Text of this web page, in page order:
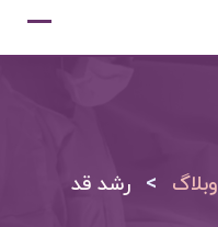
وبلاگ > رشد قد